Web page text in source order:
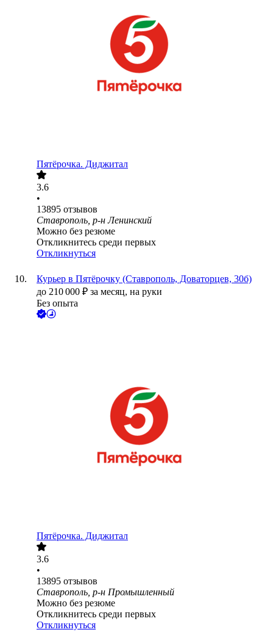
Пятёрочка. Диджитал
3.6
•
13895 отзывов
Ставрополь, р-н Ленинский
Можно без резюме
Откликнитесь среди первых
Откликнуться
Курьер в Пятёрочку (Ставрополь, Доваторцев, 30б)
до 210 000 ₽ за месяц, на руки
Без опыта
Пятёрочка. Диджитал
3.6
•
13895 отзывов
Ставрополь, р-н Промышленный
Можно без резюме
Откликнитесь среди первых
Откликнуться